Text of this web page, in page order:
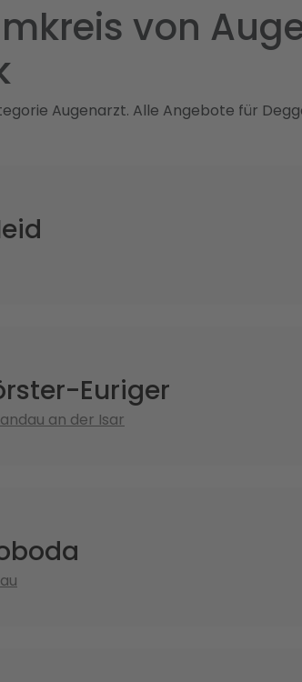
von
Augenarzt. Alle Angebote für
Euriger
an der Isar